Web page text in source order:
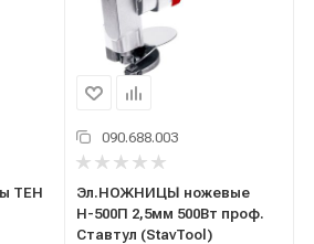
TEH
090.688.003
Эл.НОЖНИЦЫ ножевые
Н-500П 2,5мм 500Вт проф.
Ставтул (StavTool)